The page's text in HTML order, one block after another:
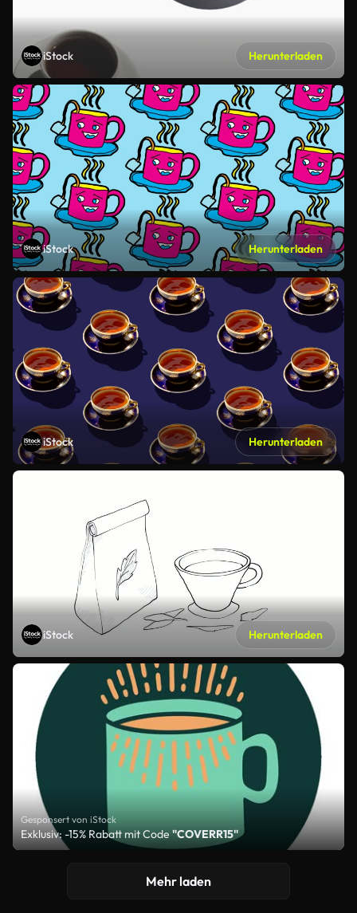
iStock Herunterladen
iStock Herunterladen
iStock Herunterladen
iStock Herunterladen
Gesponsert von iStock
Exklusiv: -15% Rabatt mit Code "COVERR15"
Mehr laden